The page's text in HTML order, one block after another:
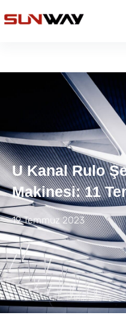
U Kanal Rulo
Makinesi: 11
19 Temmuz 2023